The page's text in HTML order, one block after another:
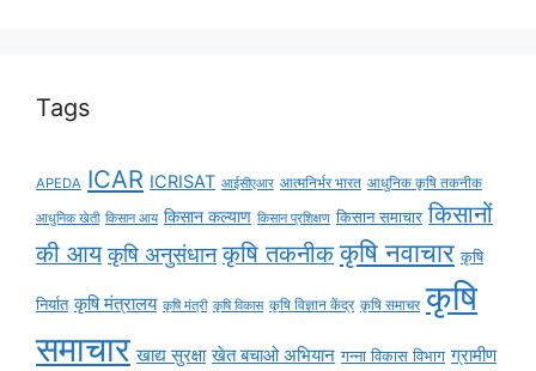
Tags
APEDA ICAR ICRISAT आईसीएआर आत्मनिर्भर भारत आधुनिक कृषि तकनीक
आधुनिक खेती किसान आय किसान कल्याण किसान प्रशिक्षण किसान समाचार किसानों
की आय कृषि अनुसंधान कृषि तकनीक कृषि नवाचार कृषि
निर्यात कृषि मंत्रालय कृषि मंत्री कृषि विकास कृषि विज्ञान केंद्र कृषि समाचर कृषि
समाचार खाद्य सुरक्षा खेत बचाओ अभियान गन्ना विकास विभाग ग्रामीण